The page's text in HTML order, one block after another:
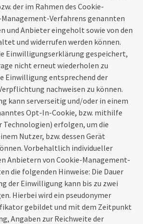
der im Rahmen des Cookie-
Verfahrens genannten
und Anbieter eingeholt sowie von den
und widerrufen werden können.
Einwilligungserklärung gespeichert,
nicht erneut wiederholen zu
Einwilligung entsprechend der
nachweisen zu können.
kann serverseitig und/oder in einem
Opt-In-Cookie, bzw. mithilfe
Technologien) erfolgen, um die
Nutzer, bzw. dessen Gerät
Vorbehaltlich individueller
Anbietern von Cookie-Management-
die folgenden Hinweise: Die Dauer
der Einwilligung kann bis zu zwei
Hierbei wird ein pseudonymer
gebildet und mit dem Zeitpunkt
Angaben zur Reichweite der